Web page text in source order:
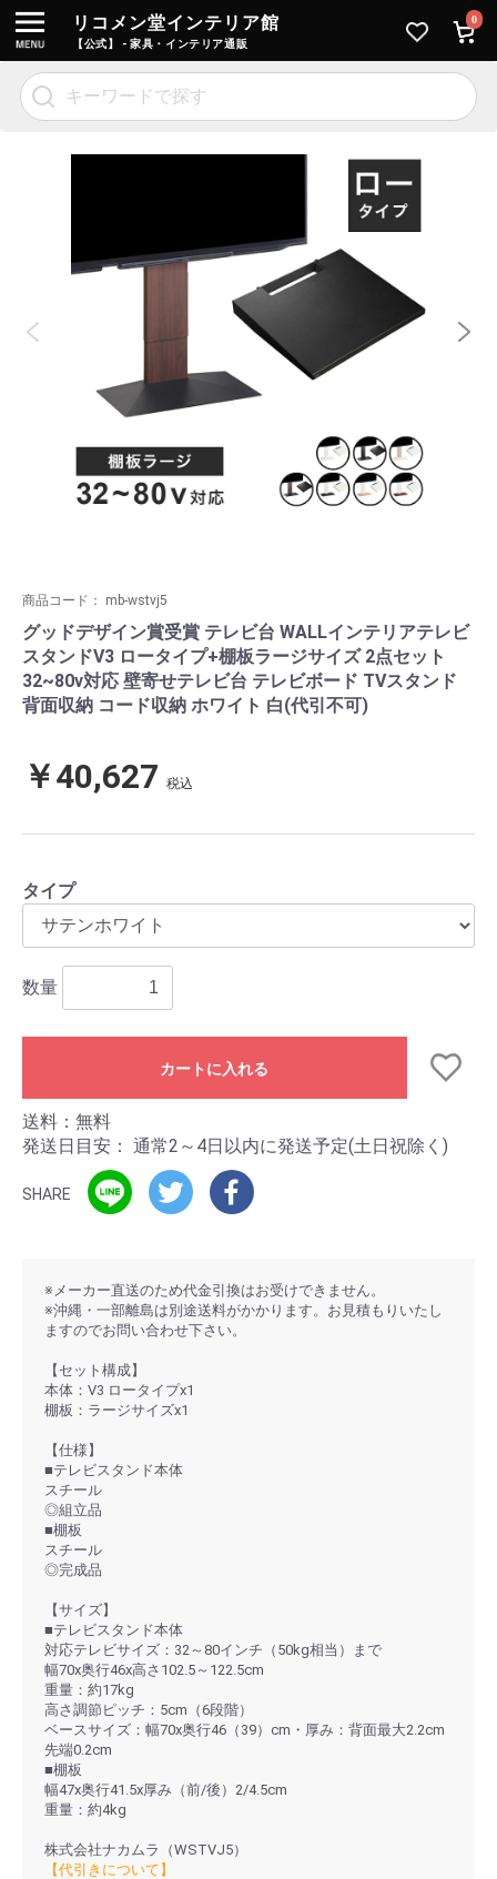
リコメン堂インテリア館
【公式】 - 家具・インテリア通販
0
商品コード： mb-wstvj5
グッドデザイン賞受賞 テレビ台 WALLインテリアテレビ
スタンドV3 ロータイプ+棚板ラージサイズ 2点セット
32~80v対応 壁寄せテレビ台 テレビボード TVスタンド
背面収納 コード収納 ホワイト 白(代引不可)
￥40,627 税込
タイプ
数量
カートに入れる
送料：無料
発送日目安： 通常2～4日以内に発送予定(土日祝除く)
SHARE
※メーカー直送のため代金引換はお受けできません。
※沖縄・一部離島は別途送料がかかります。お見積もりいたし
ますのでお問い合わせ下さい。
【セット構成】
本体：V3 ロータイプx1
棚板：ラージサイズx1
【仕様】
■テレビスタンド本体
スチール
◎組立品
■棚板
スチール
◎完成品
【サイズ】
■テレビスタンド本体
対応テレビサイズ：32～80インチ（50kg相当）まで
幅70x奥行46x高さ102.5～122.5cm
重量：約17kg
高さ調節ピッチ：5cm（6段階）
ベースサイズ：幅70x奥行46（39）cm・厚み：背面最大2.2cm
先端0.2cm
■棚板
幅47x奥行41.5x厚み（前/後）2/4.5cm
重量：約4kg
株式会社ナカムラ（WSTVJ5）
【代引きについて】